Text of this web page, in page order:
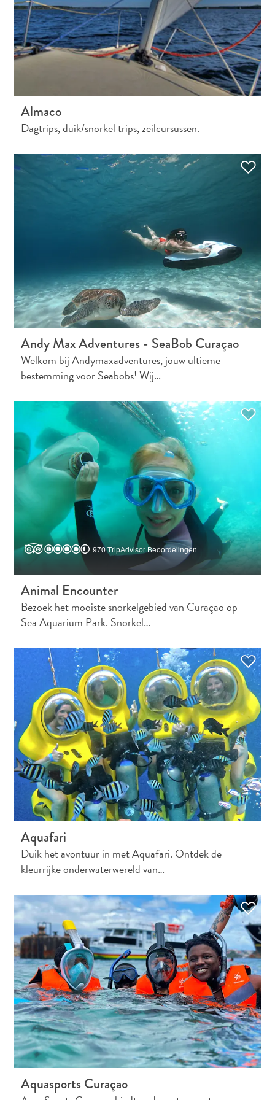
you:
ontdek
je
liefde
op
Curaçao
FAQs
Digitale
Immigratiekaart
Curaçao
Pass
Curaçao
Bezoeken
Douane
en
Immigratie
Gezondheid
en
Ziekenhuizen
Verplaatsen
Geld,
Geldautomaten
en
Fooien
Accommodatie
Activiteiten
Eten
Nachtleven
Cultuur
Weer
Internetverbinding
en
Mobiel
Telefoneren
Elektriciteit
Overig
Bruiloften
en
huwelijksreizen
Digitale
immigratiekaart
N
E
Almaco
Dagtrips, duik/snorkel trips, zeilcursussen.
Andy Max Adventures - SeaBob Curaçao
Welkom bij Andymaxadventures, jouw ultieme
bestemming voor Seabobs! Wij…
970 TripAdvisor Beoordelingen
Animal Encounter
Bezoek het mooiste snorkelgebied van Curaçao op
Sea Aquarium Park. Snorkel…
Aquafari
Duik het avontuur in met Aquafari. Ontdek de
kleurrijke onderwaterwereld van…
Aquasports Curaçao